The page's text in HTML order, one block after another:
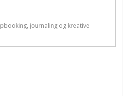
journaling og kreative